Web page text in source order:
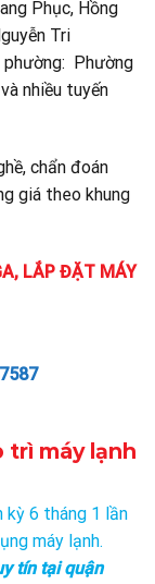
Phục, Hồng
Tri
phường: Phường
nhiều tuyến
chẩn đoán
giá theo khung
LẮP ĐẶT MÁY
trì máy lạnh
kỳ 6 tháng 1 lần
máy lạnh.
tín tại quận